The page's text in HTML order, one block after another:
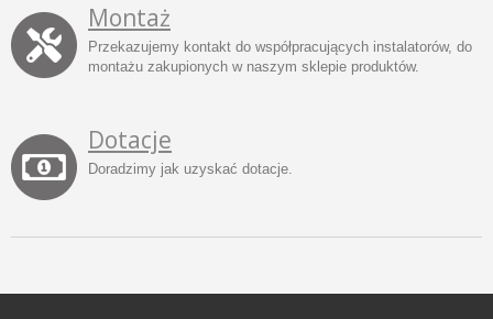
Montaż
Przekazujemy kontakt do współpracujących instalatorów, do
montażu zakupionych w naszym sklepie produktów.
Dotacje
Doradzimy jak uzyskać dotacje.